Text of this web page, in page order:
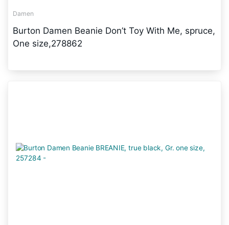
Damen
Burton Damen Beanie Don’t Toy With Me, spruce,
One size,278862